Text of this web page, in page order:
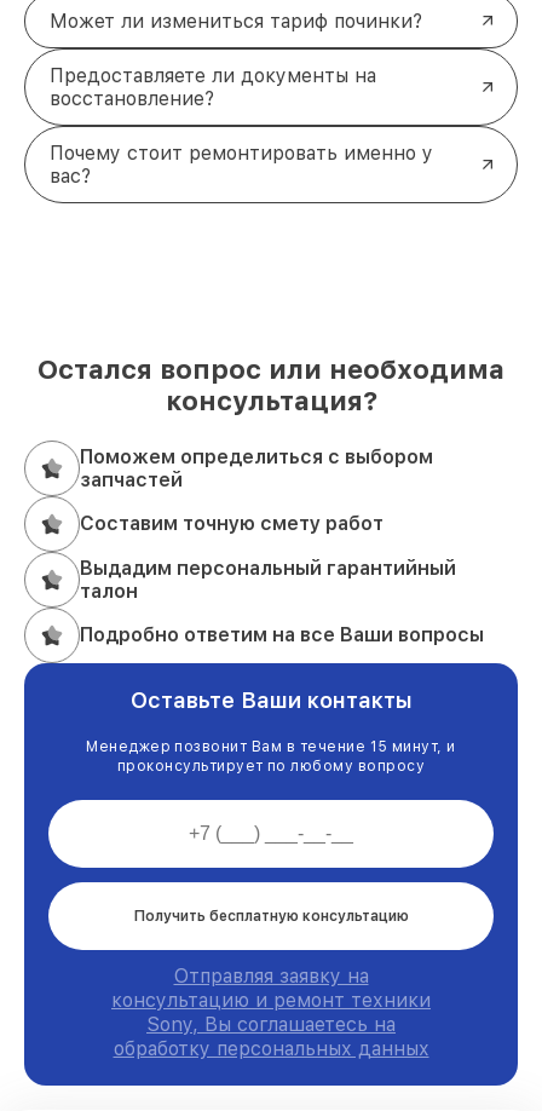
Может ли измениться тариф починки?
Предоставляете ли документы на
восстановление?
Почему стоит ремонтировать именно у
вас?
Остался вопрос или необходима
консультация?
Поможем определиться с выбором
запчастей
Составим точную смету работ
Выдадим персональный гарантийный
талон
Подробно ответим на все Ваши вопросы
Оставьте Ваши контакты
Менеджер позвонит Вам в течение 15 минут, и
проконсультирует по любому вопросу
Получить бесплатную консультацию
Отправляя заявку на
консультацию и ремонт техники
Sony, Вы соглашаетесь на
обработку персональных данных